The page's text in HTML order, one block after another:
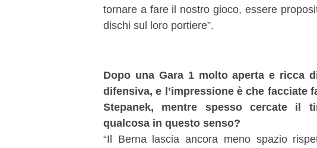
tornare a fare il nostro gioco, essere
dischi sul loro portiere”.
Dopo una Gara 1 molto aperta e ricca
difensiva, e l’impressione è che facciate
Stepanek, mentre spesso cercate il
qualcosa in questo senso?
“Il Berna lascia ancora meno spazio